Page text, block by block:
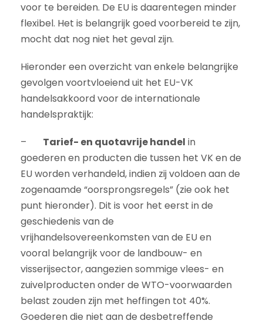
voor te bereiden. De EU is daarentegen minder
flexibel. Het is belangrijk goed voorbereid te zijn,
mocht dat nog niet het geval zijn.
Hieronder een overzicht van enkele belangrijke
gevolgen voortvloeiend uit het EU-VK
handelsakkoord voor de internationale
handelspraktijk:
– Tarief- en quotavrije handel in
goederen en producten die tussen het VK en de
EU worden verhandeld, indien zij voldoen aan de
zogenaamde “oorsprongsregels” (zie ook het
punt hieronder). Dit is voor het eerst in de
geschiedenis van de
vrijhandelsovereenkomsten van de EU en
vooral belangrijk voor de landbouw- en
visserijsector, aangezien sommige vlees- en
zuivelproducten onder de WTO-voorwaarden
belast zouden zijn met heffingen tot 40%.
Goederen die niet aan de desbetreffende